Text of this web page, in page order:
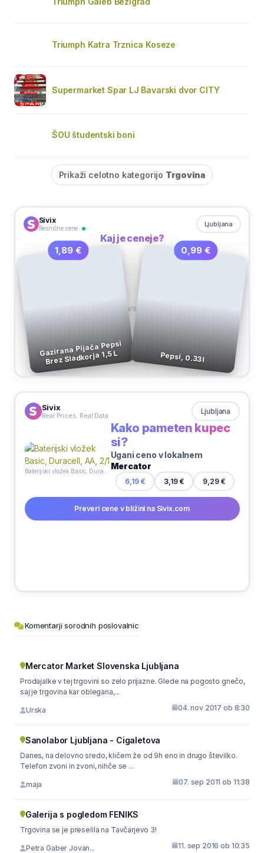
Triumph Katra Trznica Koseze
Supermarket Spar LJ Bavarski dvor CITY
ŠOU študentski boni
Prikaži celotno kategorijo Trgovina
Sivix
Resnične cene
Ljubljana
Kaj je ceneje?
1,89 €
Gazirana Pijača Pepsi
Brez Sladkorja 1,5 L
VS
0,99 €
Pepsi, 0.33 l
Sivix
Real Prices. Real Data Ljubljana
Kako pameten kupec
si?
Ugani ceno v lokalnem
Mercator
6,19 € 3,19 € 9,29 €
Preveri cene v bližini na Sivix.com
Komentarji sorodnih poslovalnic
Mercator Market Slovenska Ljubljana
Prodajalke v tej trgovini so zelo prijazne. Glede na pogosto gnečo,
saj je trgovina kar oblegana,...
Urska 04. nov 2017 ob 8:30
Sanolabor Ljubljana - Cigaletova
Danes, na delovno sredo, kličem že od 9h eno in drugo številko.
Telefon zvoni in zvoni, nihče se ...
maja 07. sep 2011 ob 11:38
Galerija s pogledom FENIKS
Trgovina se je preselila na Tavčarjevo 3!
Petra Gaber Jovan... 11. sep 2016 ob 10:35